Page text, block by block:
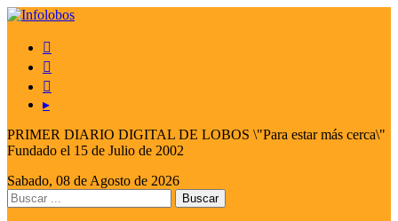



▸
PRIMER DIARIO DIGITAL DE LOBOS \"Para estar más cerca\"
Fundado el 15 de Julio de 2002
Sabado, 08 de Agosto de 2026